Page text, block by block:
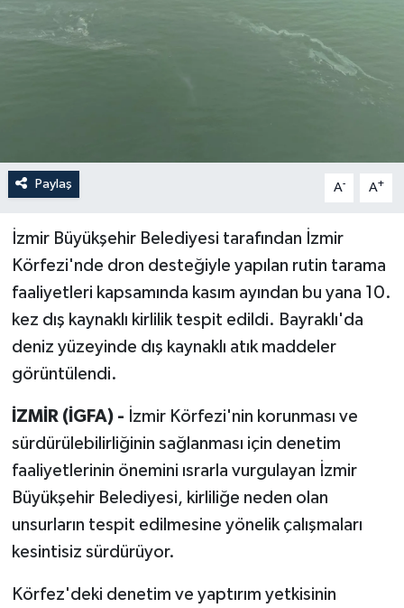
Paylaş A- A+
İzmir Büyükşehir Belediyesi tarafından İzmir
Körfezi'nde dron desteğiyle yapılan rutin tarama
faaliyetleri kapsamında kasım ayından bu yana 10.
kez dış kaynaklı kirlilik tespit edildi. Bayraklı'da
deniz yüzeyinde dış kaynaklı atık maddeler
görüntülendi.
İZMİR (İGFA) - İzmir Körfezi'nin korunması ve
sürdürülebilirliğinin sağlanması için denetim
faaliyetlerinin önemini ısrarla vurgulayan İzmir
Büyükşehir Belediyesi, kirliliğe neden olan
unsurların tespit edilmesine yönelik çalışmaları
kesintisiz sürdürüyor.
Körfez'deki denetim ve yaptırım yetkisinin